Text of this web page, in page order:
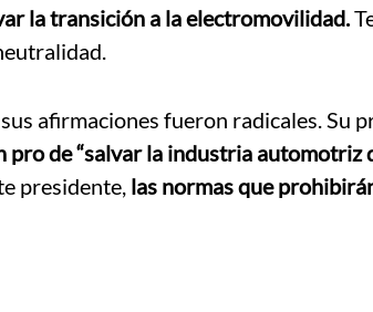
la transición a la electromovilidad.
afirmaciones fueron radicales. Su
pro de “salvar la industria automotriz
presidente, las normas que